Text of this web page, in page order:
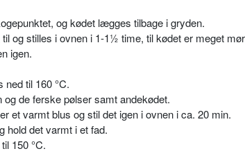
og kødet lægges tilbage i gryden.
og stilles i ovnen i 1-1½ time, til kødet er meget
igen.
til 160 °C.
de ferske pølser samt andekødet.
et varmt blus og stil det igen i ovnen i ca. 20 min.
hold det varmt i et fad.
150 °C.